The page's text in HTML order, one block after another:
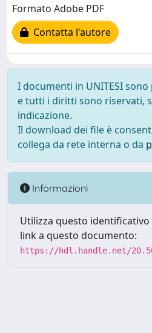
Formato Adobe PDF
Contatta l'autore
I documenti in UNITESI
e tutti i diritti sono riservati,
indicazione.
Il download dei file è
collega da rete interna o da
Informazioni
Utilizza questo
link a questo documento:
https://hdl.handle.net/